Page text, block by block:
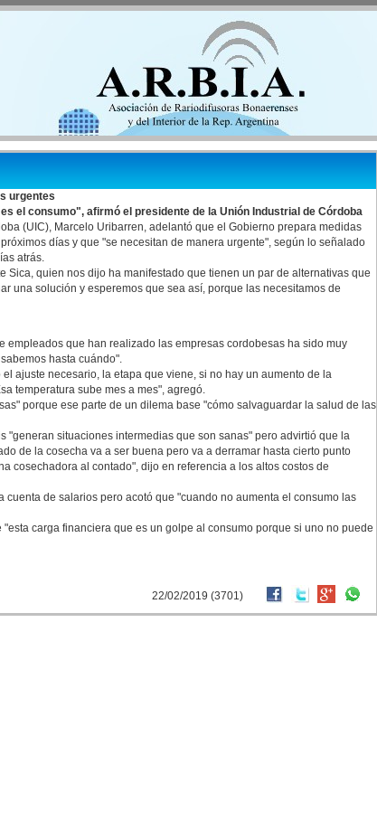
urgentes
el consumo", afirmó el presidente de la Unión Industrial de Córdoba
(UIC), Marcelo Uribarren, adelantó que el Gobierno prepara medidas
días y que "se necesitan de manera urgente", según lo señalado
atrás.
quien nos dijo ha manifestado que tienen un par de alternativas que
una solución y esperemos que sea así, porque las necesitamos de
que han realizado las empresas cordobesas ha sido muy
hasta cuándo".
ajuste necesario, la etapa que viene, si no hay un aumento de la
temperatura sube mes a mes", agregó.
porque ese parte de un dilema base "cómo salvaguardar la salud de las
"generan situaciones intermedias que son sanas" pero advirtió que la
de la cosecha va a ser buena pero va a derramar hasta cierto punto
cosechadora al contado", dijo en referencia a los altos costos de
de salarios pero acotó que "cuando no aumenta el consumo las
carga financiera que es un golpe al consumo porque si uno no puede
22/02/2019 (3701)